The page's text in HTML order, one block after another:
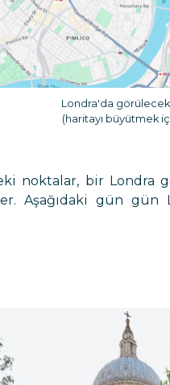
Londra'da
(haritayı büyütmek
noktalar, bir Londra
Aşağıdaki gün